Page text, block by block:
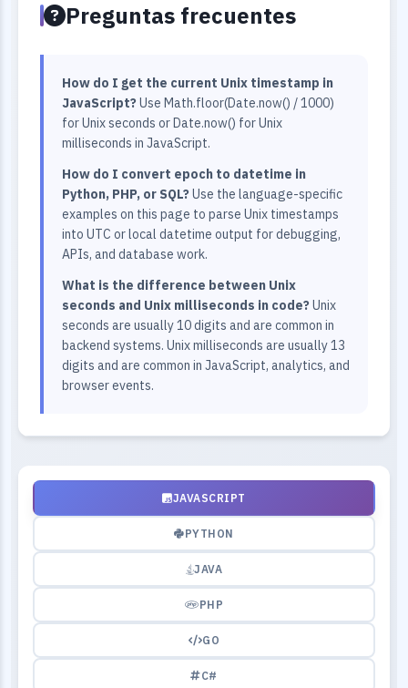
Preguntas frecuentes
How do I get the current Unix timestamp in
JavaScript? Use Math.floor(Date.now() / 1000)
for Unix seconds or Date.now() for Unix
milliseconds in JavaScript.
How do I convert epoch to datetime in
Python, PHP, or SQL? Use the language-specific
examples on this page to parse Unix timestamps
into UTC or local datetime output for debugging,
APIs, and database work.
What is the difference between Unix
seconds and Unix milliseconds in code? Unix
seconds are usually 10 digits and are common in
backend systems. Unix milliseconds are usually 13
digits and are common in JavaScript, analytics, and
browser events.
JAVASCRIPT
PYTHON
JAVA
PHP
GO
C#